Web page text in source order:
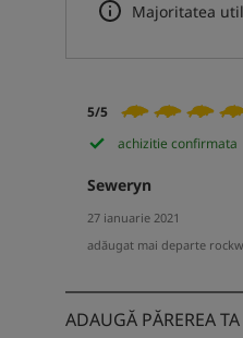
Majoritatea
5/5
achizitie confirmata
Seweryn
27 ianuarie 2021
adăugat mai departe
ADAUGĂ PĂREREA TA